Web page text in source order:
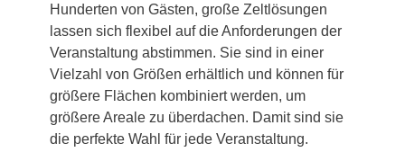
Hunderten von Gästen, große Zeltlösungen
lassen sich flexibel auf die Anforderungen der
Veranstaltung abstimmen. Sie sind in einer
Vielzahl von Größen erhältlich und können für
größere Flächen kombiniert werden, um
größere Areale zu überdachen. Damit sind sie
die perfekte Wahl für jede Veranstaltung.